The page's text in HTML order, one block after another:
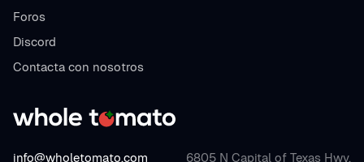
info@wholetomato.com
6805 N Capital of Texas Hwy,
Foros
Discord
Contacta con nosotros